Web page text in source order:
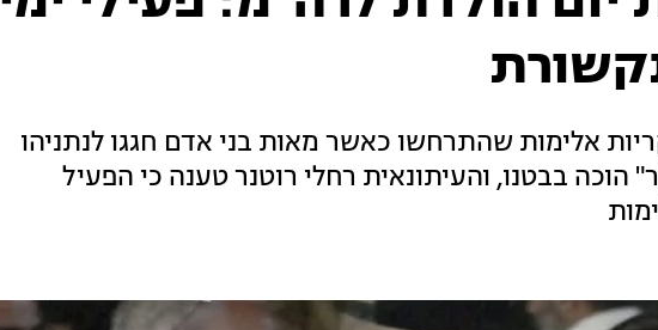
אלימות שהתרחשו כאשר מאות בני אדם חגגו לנתניהו
הוכה בבטנו, והעיתונאית רחלי רוטנר טענה כי הפעיל